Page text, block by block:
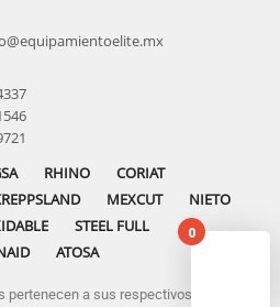
RHINO
CORIAT
MEXCUT
NIETO
STEEL FULL
ATOSA
a sus respectivos dueños
0